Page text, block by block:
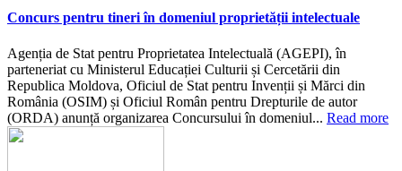
Concurs pentru tineri în domeniul proprietății intelectuale
Agenția de Stat pentru Proprietatea Intelectuală (AGEPI), în
parteneriat cu Ministerul Educației Culturii și Cercetării din
Republica Moldova, Oficiul de Stat pentru Invenții și Mărci din
România (OSIM) și Oficiul Român pentru Drepturile de autor
(ORDA) anunță organizarea Concursului în domeniul... Read more